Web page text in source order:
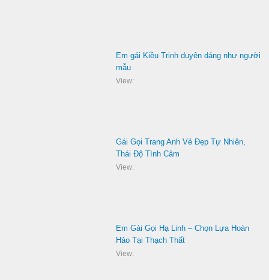
Em gái Kiều Trinh duyên dáng như người
mẫu
View:
Gái Gọi Trang Anh Vẻ Đẹp Tự Nhiên,
Thái Độ Tình Cảm
View:
Em Gái Gọi Hạ Linh – Chọn Lựa Hoàn
Hảo Tại Thạch Thất
View: